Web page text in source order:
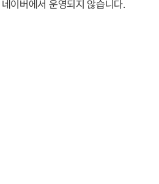
이버에서 운영되지 않습니다.